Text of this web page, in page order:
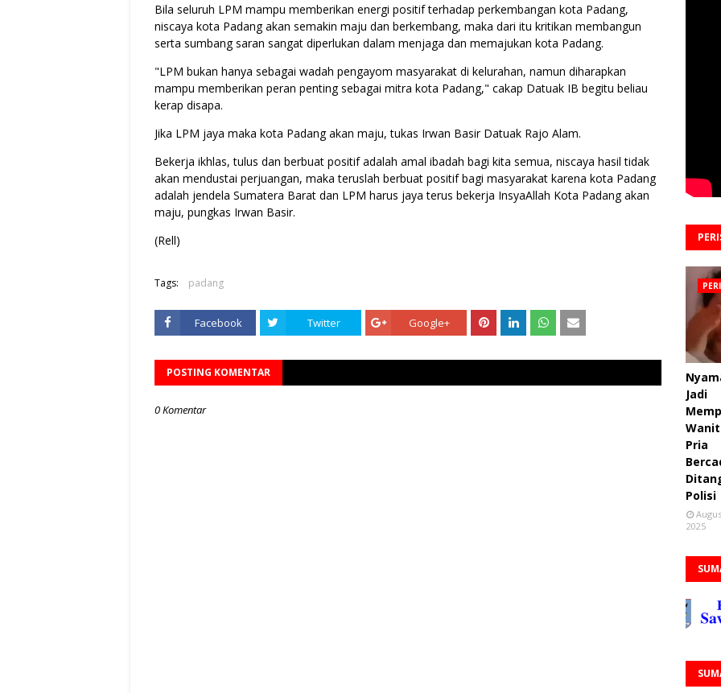
Bila seluruh LPM mampu memberikan energi positif terhadap perkembangan kota Padang,
niscaya kota Padang akan semakin maju dan berkembang, maka dari itu kritikan membangun
serta sumbang saran sangat diperlukan dalam menjaga dan memajukan kota Padang.
"LPM bukan hanya sebagai wadah pengayom masyarakat di kelurahan, namun diharapkan
mampu memberikan peran penting sebagai mitra kota Padang," cakap Datuak IB begitu beliau
kerap disapa.
Jika LPM jaya maka kota Padang akan maju, tukas Irwan Basir Datuak Rajo Alam.
Bekerja ikhlas, tulus dan berbuat positif adalah amal ibadah bagi kita semua, niscaya hasil tidak
akan mendustai perjuangan, maka teruslah berbuat positif bagi masyarakat karena kota Padang
adalah jendela Sumatera Barat dan LPM harus jaya terus bekerja InsyaAllah Kota Padang akan
maju, pungkas Irwan Basir.
(Rell)
Tags: padang
Facebook Twitter Google+
POSTING KOMENTAR
0 Komentar
Jadi
Pria
Polisi
2025